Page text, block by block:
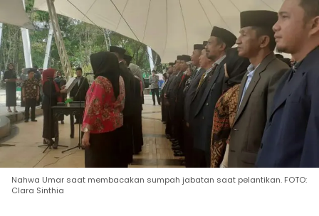
Nahwa Umar saat membacakan sumpah jabatan saat pelantikan. FOTO:
Clara Sinthia